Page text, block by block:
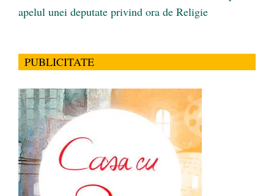
apelul unei deputate privind ora de Religie
PUBLICITATE